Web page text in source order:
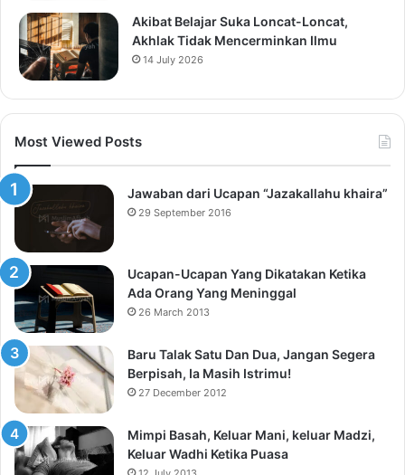
Akibat Belajar Suka Loncat-Loncat,
Akhlak Tidak Mencerminkan Ilmu
14 July 2026
Most Viewed Posts
Jawaban dari Ucapan “Jazakallahu khaira”
29 September 2016
Ucapan-Ucapan Yang Dikatakan Ketika
Ada Orang Yang Meninggal
26 March 2013
Baru Talak Satu Dan Dua, Jangan Segera
Berpisah, Ia Masih Istrimu!
27 December 2012
Mimpi Basah, Keluar Mani, keluar Madzi,
Keluar Wadhi Ketika Puasa